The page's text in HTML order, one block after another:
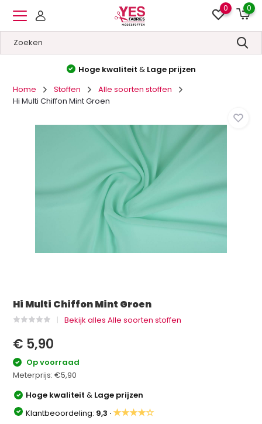
0 0
Hoge kwaliteit & Lage prijzen
Home
Stoffen
Alle soorten stoffen
Hi Multi Chiffon Mint Groen
Hi Multi Chiffon Mint Groen
Bekijk alles Alle soorten stoffen
€ 5,90
Op voorraad
Meterprijs:€5,90
Hoge kwaliteit& Lage prijzen
Klantbeoordeling: 9,3 ·★★★★☆